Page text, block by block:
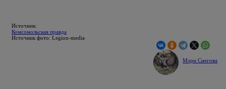
Источник:
Комсомольская правда
Источник фото: Legion-media
Мэри Снегова